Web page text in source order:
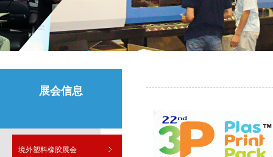
展会信息
境外塑料橡胶展会